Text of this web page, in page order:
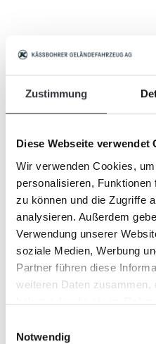
Zustimmung
Diese Webseite verwendet
Wir verwenden Cookies,
personalisieren,
zu können und die Zugriffe
analysieren. Außerdem
Verwendung unserer
soziale Medien, Werbung
Partner führen diese
weiteren Daten zusammen,
haben oder die sie im
Notwendig